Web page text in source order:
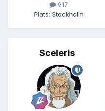
917
Plats: Stockholm
Sceleris